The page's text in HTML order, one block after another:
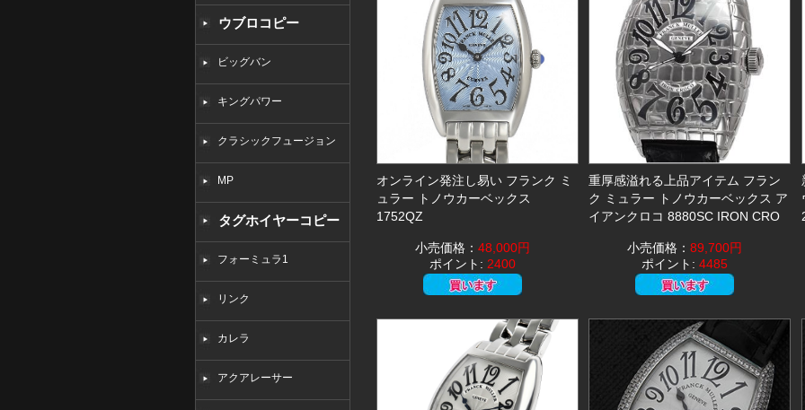
ウブロコピー
ビッグバン
キングパワー
クラシックフュージョン
MP
タグホイヤーコピー
フォーミュラ1
リンク
カレラ
アクアレーサー
オンライン発注し易い フランク ミ
ュラー トノウカーベックス
1752QZ
小売価格： 48,000円
ポイント: 2400
重厚感溢れる上品アイテム フラン
ク ミュラー トノウカーベックス ア
イアンクロコ 8880SC IRON CRO
小売価格： 89,700円
ポイント: 4485